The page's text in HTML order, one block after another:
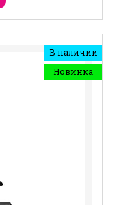
В наличии
Новинка